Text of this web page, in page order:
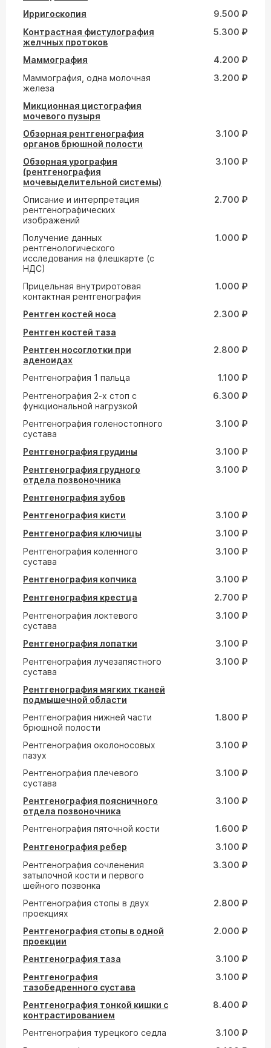
Ирригоскопия
9.500 ₽
Контрастная фистулография
желчных протоков
5.300 ₽
Маммография
4.200 ₽
Маммография, одна молочная
железа
3.200 ₽
Микционная цистография
мочевого пузыря
Обзорная рентгенография
органов брюшной полости
3.100 ₽
Обзорная урография
(рентгенография
мочевыделительной системы)
3.100 ₽
Описание и интерпретация
рентгенографических
изображений
2.700 ₽
Получение данных
рентгенологического
исследования на флешкарте (с
НДС)
1.000 ₽
Прицельная внутриротовая
контактная рентгенография
1.000 ₽
Рентген костей носа
2.300 ₽
Рентген костей таза
Рентген носоглотки при
аденоидах
2.800 ₽
Рентгенография 1 пальца
1.100 ₽
Рентгенография 2-х стоп с
функциональной нагрузкой
6.300 ₽
Рентгенография голеностопного
сустава
3.100 ₽
Рентгенография грудины
3.100 ₽
Рентгенография грудного
отдела позвоночника
3.100 ₽
Рентгенография зубов
Рентгенография кисти
3.100 ₽
Рентгенография ключицы
3.100 ₽
Рентгенография коленного
сустава
3.100 ₽
Рентгенография копчика
3.100 ₽
Рентгенография крестца
2.700 ₽
Рентгенография локтевого
сустава
3.100 ₽
Рентгенография лопатки
3.100 ₽
Рентгенография лучезапястного
сустава
3.100 ₽
Рентгенография мягких тканей
подмышечной области
Рентгенография нижней части
брюшной полости
1.800 ₽
Рентгенография околоносовых
пазух
3.100 ₽
Рентгенография плечевого
сустава
3.100 ₽
Рентгенография поясничного
отдела позвоночника
3.100 ₽
Рентгенография пяточной кости
1.600 ₽
Рентгенография ребер
3.100 ₽
Рентгенография сочленения
затылочной кости и первого
шейного позвонка
3.300 ₽
Рентгенография стопы в двух
проекциях
2.800 ₽
Рентгенография стопы в одной
проекции
2.000 ₽
Рентгенография таза
3.100 ₽
Рентгенография
тазобедренного сустава
3.100 ₽
Рентгенография тонкой кишки с
контрастированием
8.400 ₽
Рентгенография турецкого седла
3.100 ₽